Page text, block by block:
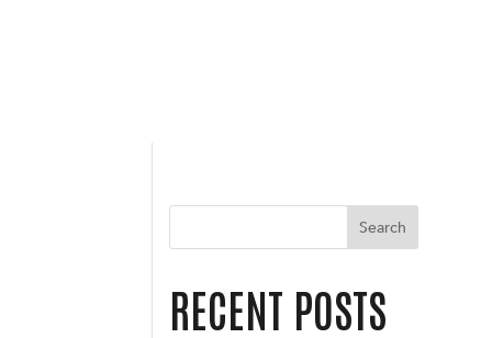
Search
RECENT POSTS